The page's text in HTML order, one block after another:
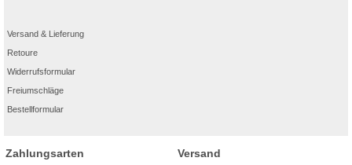
Versand & Lieferung
Retoure
Widerrufsformular
Freiumschläge
Bestellformular
Zahlungsarten Versand